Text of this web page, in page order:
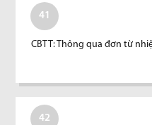
41
CBTT: Thông qua đơn từ
42